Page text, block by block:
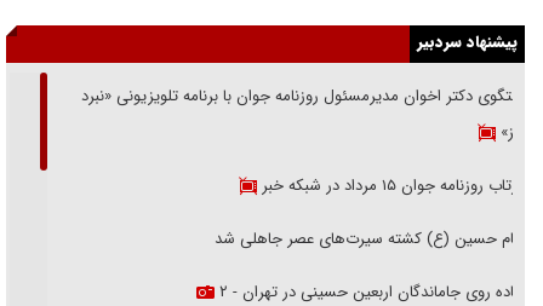
پیشنهاد سردبیر
گفتگوی دکتر اخوان مدیرمسئول روزنامه جوان با برنامه تلویزیونی «نبرد
هرمز»
بازتاب روزنامه جوان ۱۵ مرداد در شبکه خبر
امام حسین (ع) کشته سیرت‌های عصر جاهلی شد
پیاده روی جاماندگان اربعین حسینی در تهران - ۲